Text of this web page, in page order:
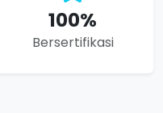
100%
Bersertifikasi